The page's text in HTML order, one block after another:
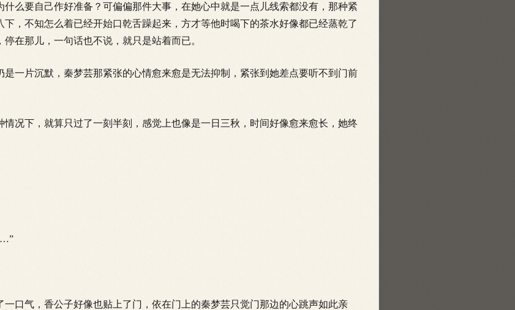
么要自己作好准备？可偏偏那件大事，在她心中就是一点儿线索都没有，那种紧
，不知怎么着已经开始口乾舌躁起来，方才等他时喝下的茶水好像都已经蒸乾了
在那儿，一句话也不说，就只是站着而已。
片沉默，秦梦芸那紧张的心情愈来愈是无法抑制，紧张到她差点要听不到门前
下，就算只过了一刻半刻，感觉上也像是一日三秋，时间好像愈来愈长，她终
口气，香公子好像也贴上了门，依在门上的秦梦芸只觉门那边的心跳声如此亲